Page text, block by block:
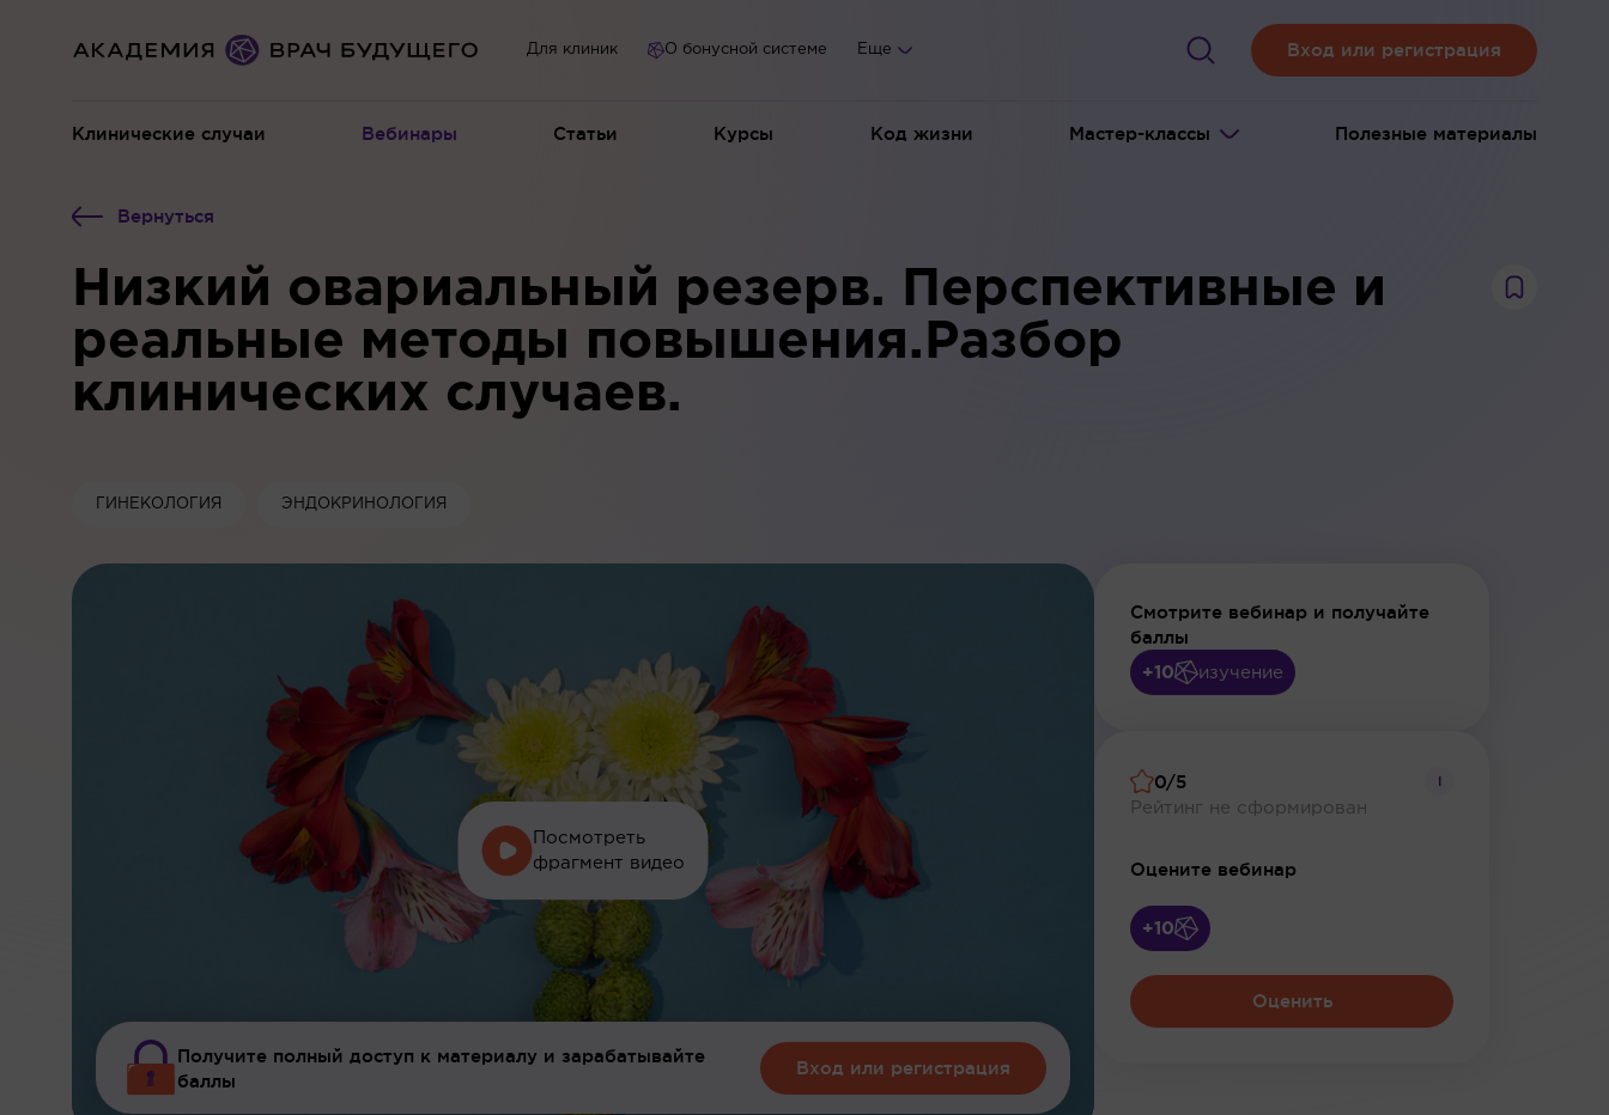
Вход или регистрация
Клинические случаи Вебинары Статьи Курсы Код жизни Мастер-классы Полезные материалы
Для клиник О бонусной системе Еще
Вернуться
Низкий овариальный резерв. Перспективные и
реальные методы повышения.Разбор
клинических случаев.
ГИНЕКОЛОГИЯ ЭНДОКРИНОЛОГИЯ
Посмотреть
фрагмент видео
Получите полный доступ к материалу и зарабатывайте
баллы
Вход или регистрация
Смотрите вебинар и получайте
баллы
+10 изучение
0/5
Рейтинг не сформирован
i
Оцените вебинар
+10
Оценить